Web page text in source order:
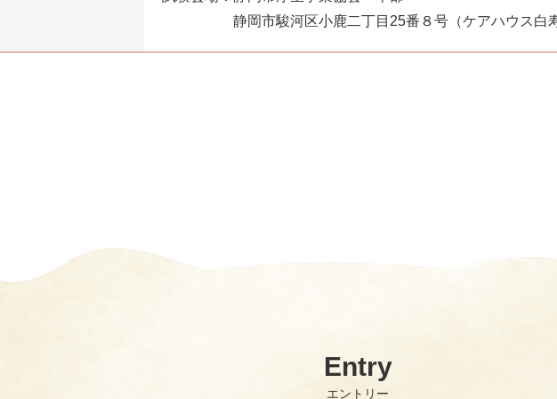
静岡市駿河区小鹿二丁目25番８号（ケアハウス白
Entry
エントリー